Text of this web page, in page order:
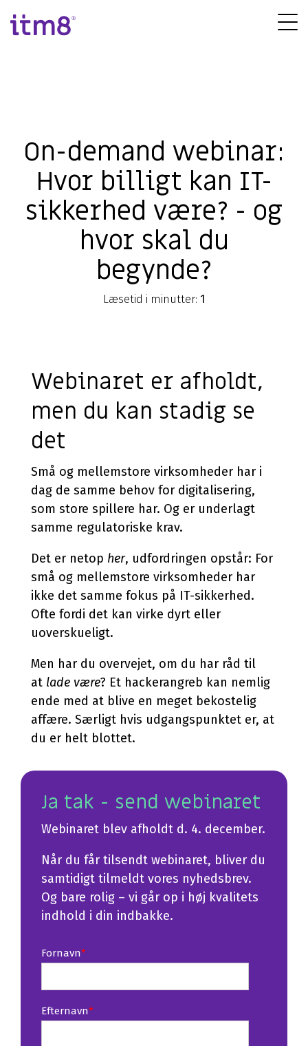
direkte
On-demand webinar:
Hvor billigt kan IT-
sikkerhed være? - og
hvor skal du
begynde?
Læsetid i minutter: 1
Webinaret er afholdt,
men du kan stadig se
det
Små og mellemstore virksomheder har i
dag de samme behov for digitalisering,
som store spillere har. Og er underlagt
samme regulatoriske krav.
Det er netop her, udfordringen opstår: For
små og mellemstore virksomheder har
ikke det samme fokus på IT-sikkerhed.
Ofte fordi det kan virke dyrt eller
uoverskueligt.
Men har du overvejet, om du har råd til
at lade være? Et hackerangreb kan nemlig
ende med at blive en meget bekostelig
affære. Særligt hvis udgangspunktet er, at
du er helt blottet.
Ja tak - send webinaret
Webinaret blev afholdt d. 4. december.
Når du får tilsendt webinaret, bliver du
samtidigt tilmeldt vores nyhedsbrev.
Og bare rolig – vi går op i høj kvalitets
indhold i din indbakke.
Fornavn*
Efternavn*